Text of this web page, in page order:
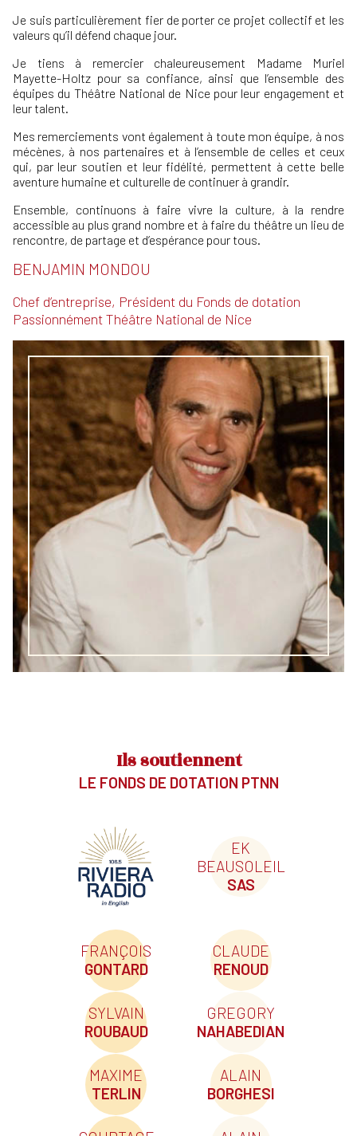
Je suis particulièrement fier de porter ce projet collectif et les
valeurs qu’il défend chaque jour.
Je tiens à remercier chaleureusement Madame Muriel
Mayette-Holtz pour sa confiance, ainsi que l’ensemble des
équipes du Théâtre National de Nice pour leur engagement et
leur talent.
Mes remerciements vont également à toute mon équipe, à nos
mécènes, à nos partenaires et à l’ensemble de celles et ceux
qui, par leur soutien et leur fidélité, permettent à cette belle
aventure humaine et culturelle de continuer à grandir.
Ensemble, continuons à faire vivre la culture, à la rendre
accessible au plus grand nombre et à faire du théâtre un lieu de
rencontre, de partage et d’espérance pour tous.
BENJAMIN MONDOU
Chef d’entreprise, Président du Fonds de dotation
Passionnément Théâtre National de Nice
Ils soutiennent
LE FONDS DE DOTATION PTNN
EK
BEAUSOLEIL
SAS
FRANÇOIS
GONTARD
CLAUDE
RENOUD
SYLVAIN
ROUBAUD
GREGORY
NAHABEDIAN
MAXIME
TERLIN
ALAIN
BORGHESI